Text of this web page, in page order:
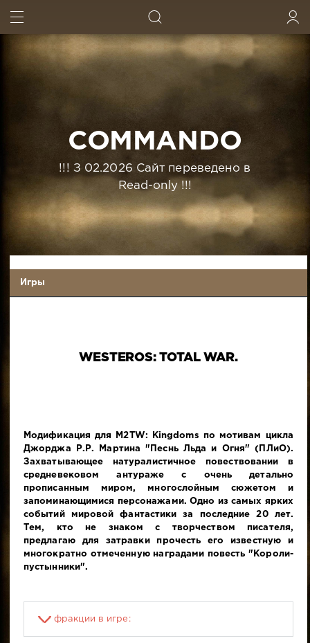
COMMANDO
!!! З 02.2026 Сайт переведено в
Read-only !!!
Игры
WESTEROS: TOTAL WAR.
Модификация для M2TW: Kingdoms по мотивам цикла
Джорджа Р.Р. Мартина "Песнь Льда и Огня" (ПЛиО).
Захватывающее натуралистичное повествовании в
средневековом антураже с очень детально
прописанным миром, многослойным сюжетом и
запоминающимися персонажами. Одно из самых ярких
событий мировой фантастики за последние 20 лет.
Тем, кто не знаком с творчеством писателя,
предлагаю для затравки прочесть его известную и
многократно отмеченную наградами повесть "Короли-
пустынники".
фракции в игре: